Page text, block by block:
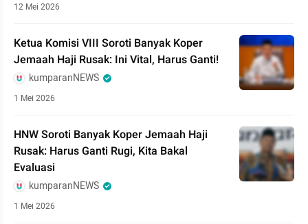
12 Mei 2026
Ketua Komisi VIII Soroti Banyak Koper
Jemaah Haji Rusak: Ini Vital, Harus Ganti!
kumparanNEWS
1 Mei 2026
HNW Soroti Banyak Koper Jemaah Haji
Rusak: Harus Ganti Rugi, Kita Bakal
Evaluasi
kumparanNEWS
1 Mei 2026